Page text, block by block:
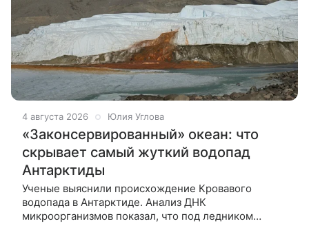
4 августа 2026 Юлия Углова
«Законсервированный» океан: что
скрывает самый жуткий водопад
Антарктиды
Ученые выяснили происхождение Кровавого
водопада в Антарктиде. Анализ ДНК
микроорганизмов показал, что под ледником